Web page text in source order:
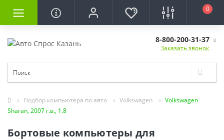
0
8-800-200-31-37
Заказать звонок
Подбор компьютера по авто Volkswagen
Volkswagen
Sharan, 2007 г.в., 1.8
Бортовые компьютеры для